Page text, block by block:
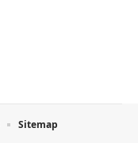
Sitemap